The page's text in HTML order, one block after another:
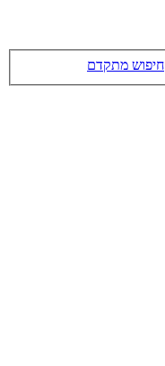
חיפוש מתקדם